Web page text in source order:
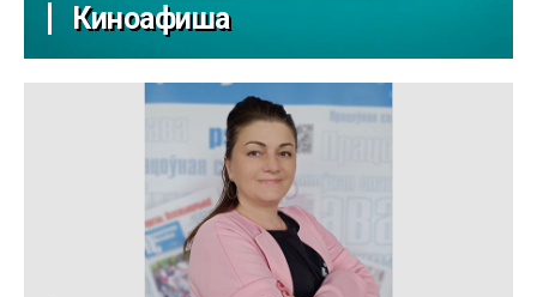
Киноафиша